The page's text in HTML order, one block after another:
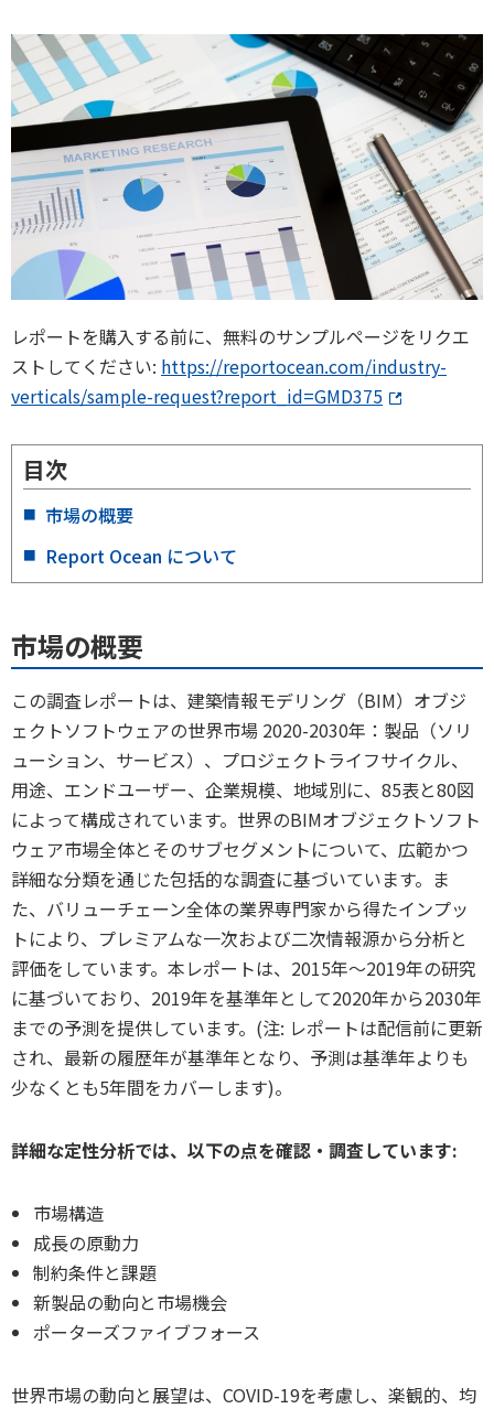
レポートを購入する前に、無料のサンプルページをリクエ
ストしてください: https://reportocean.com/industry-
verticals/sample-request?report_id=GMD375
目次
市場の概要
Report Ocean について
市場の概要
この調査レポートは、建築情報モデリング（BIM）オブジ
ェクトソフトウェアの世界市場 2020-2030年：製品（ソリ
ューション、サービス）、プロジェクトライフサイクル、
用途、エンドユーザー、企業規模、地域別に、85表と80図
によって構成されています。世界のBIMオブジェクトソフト
ウェア市場全体とそのサブセグメントについて、広範かつ
詳細な分類を通じた包括的な調査に基づいています。ま
た、バリューチェーン全体の業界専門家から得たインプッ
トにより、プレミアムな一次および二次情報源から分析と
評価をしています。本レポートは、2015年～2019年の研究
に基づいており、2019年を基準年として2020年から2030年
までの予測を提供しています。(注: レポートは配信前に更新
され、最新の履歴年が基準年となり、予測は基準年よりも
少なくとも5年間をカバーします)。
詳細な定性分析では、以下の点を確認・調査しています:
市場構造
成長の原動力
制約条件と課題
新製品の動向と市場機会
ポーターズファイブフォース
世界市場の動向と展望は、COVID-19を考慮し、楽観的、均